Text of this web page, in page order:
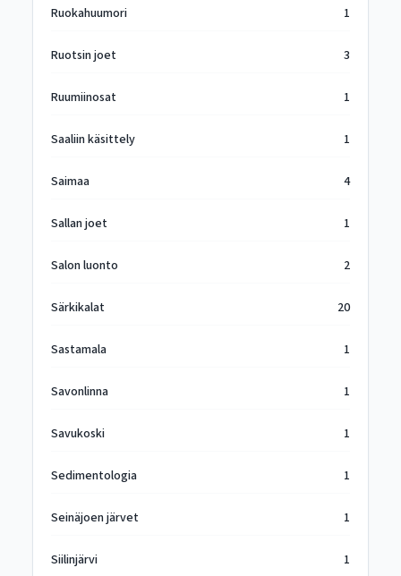
Ruokahuumori 1
Ruotsin joet 3
Ruumiinosat 1
Saaliin käsittely 1
Saimaa 4
Sallan joet 1
Salon luonto 2
Särkikalat 20
Sastamala 1
Savonlinna 1
Savukoski 1
Sedimentologia 1
Seinäjoen järvet 1
Siilinjärvi 1